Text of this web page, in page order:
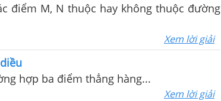
điểm M, N thuộc hay không thuộc đường
Xem lời giải
hợp ba điểm thẳng hàng...
Xem lời giải